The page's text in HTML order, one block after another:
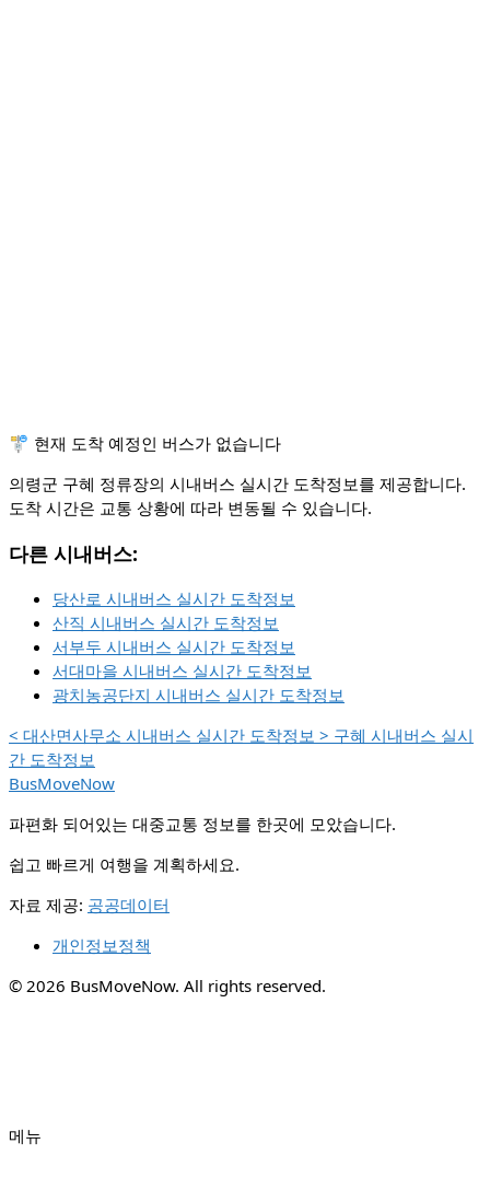
🚏 현재 도착 예정인 버스가 없습니다
의령군 구혜 정류장의 시내버스 실시간 도착정보를 제공합니다.
도착 시간은 교통 상황에 따라 변동될 수 있습니다.
다른 시내버스:
당산로 시내버스 실시간 도착정보
산직 시내버스 실시간 도착정보
서부두 시내버스 실시간 도착정보
서대마을 시내버스 실시간 도착정보
광치농공단지 시내버스 실시간 도착정보
< 대산면사무소 시내버스 실시간 도착정보 > 구혜 시내버스 실시
간 도착정보
BusMoveNow
파편화 되어있는 대중교통 정보를 한곳에 모았습니다.
쉽고 빠르게 여행을 계획하세요.
자료 제공: 공공데이터
개인정보정책
© 2026 BusMoveNow. All rights reserved.
✕
메뉴